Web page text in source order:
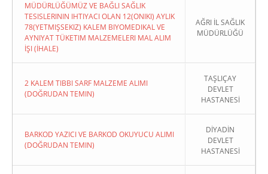
MÜDÜRLÜĞÜMÜZ VE BAĞLI SAĞLIK
TESISLERININ IHTIYACI OLAN 12(ONIKI) AYLIK
78(YETMIŞSEKIZ) KALEM BIYOMEDIKAL VE
AYNIYAT TÜKETIM MALZEMELERI MAL ALIM
İŞI (İHALE)
AĞRI İL SAĞLIK
MÜDÜRLÜĞÜ
2 KALEM TIBBI SARF MALZEME ALIMI
(DOĞRUDAN TEMIN)
TAŞLIÇAY
DEVLET
HASTANESİ
BARKOD YAZICI VE BARKOD OKUYUCU ALIMI
(DOĞRUDAN TEMIN)
DİYADİN
DEVLET
HASTANESİ